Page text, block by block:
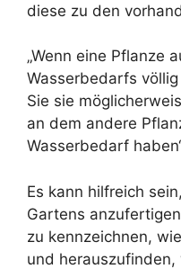
diese zu den
„Wenn eine Pflanze
Wasserbedarfs
Sie sie
an dem andere
Wasserbedarf
Es kann hilfreich
Gartens
zu kennzeichnen,
und herauszufinden,